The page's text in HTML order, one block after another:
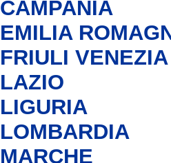
CAMPANIA
EMILIA
FRIULI
LAZIO
LIGURIA
LOMBARDIA
MARCHE